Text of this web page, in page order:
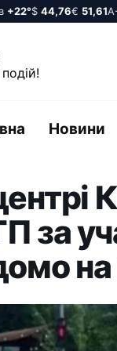
$44,76€51,61А-
Новини
за